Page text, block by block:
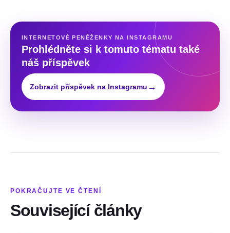
INTERNETOVÉ PENĚŽENKY NA INSTAGRAMU
Prohlédněte si k tomuto tématu také
náš příspěvek
Zobrazit příspěvek na Instagramu →
POKRAČUJTE VE ČTENÍ
Související články